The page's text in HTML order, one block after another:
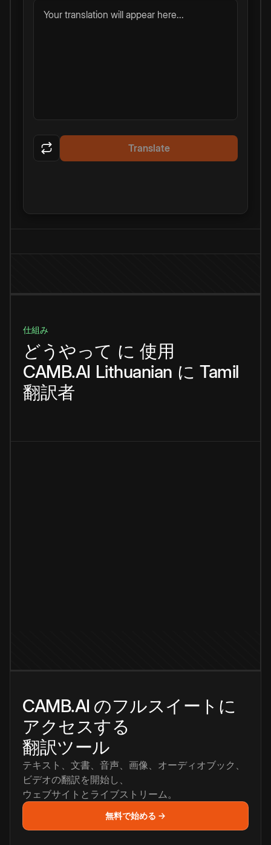
Your translation will appear here...
Translate
仕組み
どうやって に 使用
CAMB.AI Lithuanian に Tamil
翻訳者
CAMB.AI のフルスイートに
アクセスする
翻訳ツール
テキスト、文書、音声、画像、オーディオブック、
ビデオの翻訳を開始し、
ウェブサイトとライブストリーム。
無料で始める →